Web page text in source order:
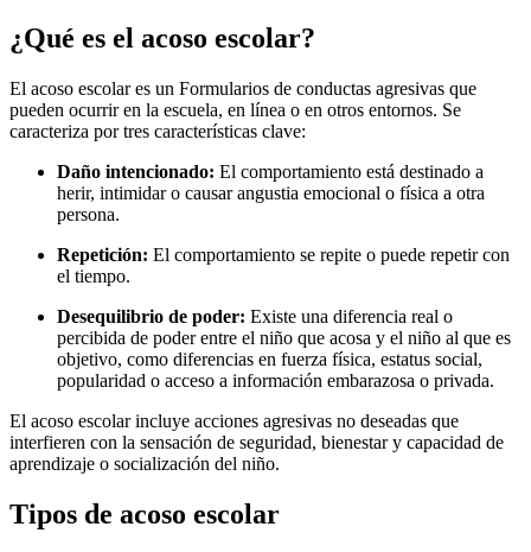
¿Qué es el acoso escolar?
El acoso escolar es un Formularios de conductas agresivas que
pueden ocurrir en la escuela, en línea o en otros entornos. Se
caracteriza por tres características clave:
Daño intencionado: El comportamiento está destinado a
herir, intimidar o causar angustia emocional o física a otra
persona.
Repetición: El comportamiento se repite o puede repetir con
el tiempo.
Desequilibrio de poder: Existe una diferencia real o
percibida de poder entre el niño que acosa y el niño al que es
objetivo, como diferencias en fuerza física, estatus social,
popularidad o acceso a información embarazosa o privada.
El acoso escolar incluye acciones agresivas no deseadas que
interfieren con la sensación de seguridad, bienestar y capacidad de
aprendizaje o socialización del niño.
Tipos de acoso escolar